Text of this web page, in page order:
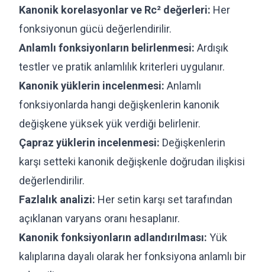
Kanonik korelasyonlar ve Rc² değerleri: Her
fonksiyonun gücü değerlendirilir.
Anlamlı fonksiyonların belirlenmesi: Ardışık
testler ve pratik anlamlılık kriterleri uygulanır.
Kanonik yüklerin incelenmesi: Anlamlı
fonksiyonlarda hangi değişkenlerin kanonik
değişkene yüksek yük verdiği belirlenir.
Çapraz yüklerin incelenmesi: Değişkenlerin
karşı setteki kanonik değişkenle doğrudan ilişkisi
değerlendirilir.
Fazlalık analizi: Her setin karşı set tarafından
açıklanan varyans oranı hesaplanır.
Kanonik fonksiyonların adlandırılması: Yük
kalıplarına dayalı olarak her fonksiyona anlamlı bir